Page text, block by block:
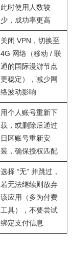
此时使用人数较
少，成功率更高​
关闭 VPN，切换至
4G 网络（移动 / 联
通的国际漫游节点
更稳定），减少网
络波动影响​
用个人账号重新下
载，或删除后通过
日区账号重新安
装，确保授权匹配​
选择 “无” 并跳过，
若无法继续则放弃
该应用（多为付费
工具），不要尝试
绑定支付信息​